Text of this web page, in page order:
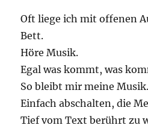
Oft liege ich mit offenen
Bett.
Höre Musik.
Egal was kommt, was
So bleibt mir meine Musik.
Einfach abschalten, die
Tief vom Text berührt zu